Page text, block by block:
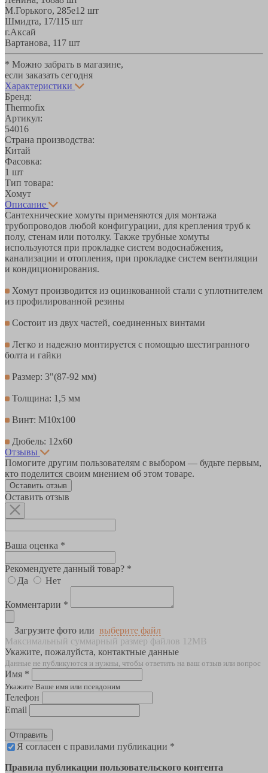
М.Горького, 285е12 шт
Шмидта, 17/115 шт
г.Аксай
Вартанова, 11 7 шт
* Можно забрать в магазине,
если заказать сегодня
Характеристики
Бренд:
Thermofix
Артикул:
54016
Страна производства:
Китай
Фасовка:
1 шт
Тип товара:
Хомут
Описание
Сантехнические хомуты применяются для монтажа
трубопроводов любой конфигурации, для крепления труб к
полу, стенам или потолку. Также трубные хомуты
используются при прокладке систем водоснабжения,
канализации и отопления, при прокладке систем вентиляции
и кондиционирования.
Хомут производится из оцинкованной стали с уплотнителем
из профилированной резины
Состоит из двух частей, соединенных винтами
Легко и надежно монтируется с помощью шестигранного
болта и гайки
Размер: 3"(87-92 мм)
Толщина: 1,5 мм
Винт: М10х100
Дюбель: 12х60
Отзывы
Помогите другим пользователям с выбором — будьте первым,
кто поделится своим мнением об этом товаре.
Оставить отзыв
Оставить отзыв
Ваша оценка *
Рекомендуете данный товар? *
Да
Нет
Комментарии *
Загрузите фото или выберите файл
Максимальный суммарный размер файлов 12MB
Укажите, пожалуйста, контактные данные
Данные не публикуются и нужны, чтобы ответить на ваш отзыв или вопрос
Имя *
Укажите Ваше имя или псевдоним
Телефон
Email
Отправить
Я согласен с правилами публикации *
Правила публикации пользовательского контента